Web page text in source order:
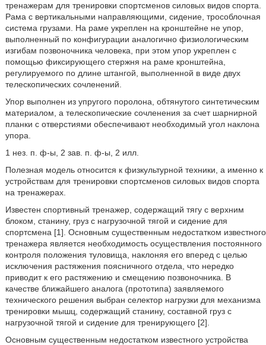
тренажерам для тренировки спортсменов силовых видов спорта.
Рама с вертикальными направляющими, сидение, трособлочная
система грузами. На раме укреплен на кронштейне не упор,
выполненный по конфигурации аналогично физиологическим
изгибам позвоночника человека, при этом упор укреплен с
помощью фиксирующего стержня на раме кронштейна,
регулируемого по длине штангой, выполненной в виде двух
телескопических сочленений.
Упор выполнен из упругого поролона, обтянутого синтетическим
материалом, а телескопические сочленения за счет шарнирной
планки с отверстиями обеспечивают необходимый угол наклона
упора.
1 нез. п. ф-ы, 2 зав. п. ф-ы, 2 илл.
Полезная модель относится к физкультурной техники, а именно к
устройствам для тренировки спортсменов силовых видов спорта
на тренажерах.
Известен спортивный тренажер, содержащий тягу с верхним
блоком, станину, груз с нагрузочной тягой и сидение для
спортсмена [1]. Основным существенным недостатком известного
тренажера является необходимость осуществления постоянного
контроля положения туловища, наклоняя его вперед с целью
исключения растяжения поясничного отдела, что нередко
приводит к его растяжению и смещению позвоночника. В
качестве ближайшего аналога (прототипа) заявляемого
технического решения выбран селектор нагрузки для механизма
тренировки мышц, содержащий станину, составной груз с
нагрузочной тягой и сидение для тренирующего [2].
Основным существенным недостатком известного устройства